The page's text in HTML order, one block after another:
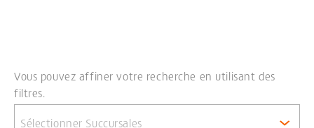
Vous pouvez affiner votre recherche en utilisant des
filtres.
Sélectionner Succursales